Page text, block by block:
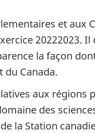
et aux
20222023. Il
la façon
Canada.
aux régions
des
la Station